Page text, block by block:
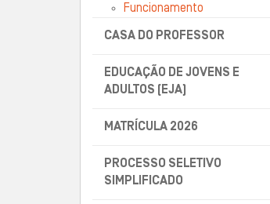
Funcionamento
CASA DO PROFESSOR
EDUCAÇÃO DE JOVENS E
ADULTOS (EJA)
MATRÍCULA 2026
PROCESSO SELETIVO
SIMPLIFICADO